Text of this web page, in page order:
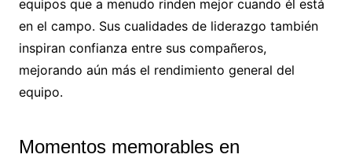
equipos que a menudo rinden mejor cuando él está
en el campo. Sus cualidades de liderazgo también
inspiran confianza entre sus compañeros,
mejorando aún más el rendimiento general del
equipo.
Momentos memorables en